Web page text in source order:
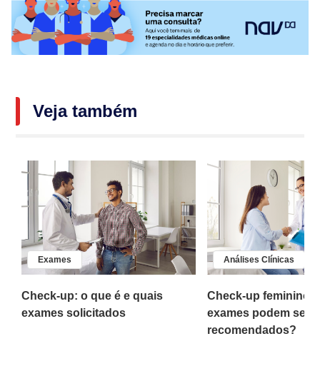
Veja também
Exames
Check-up: o que é e quais
exames solicitados
Análises Clínicas
Check-up feminino:
exames podem ser
recomendados?